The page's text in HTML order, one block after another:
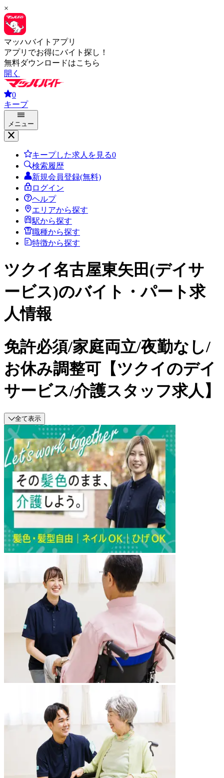
×
マッハバイトアプリ
アプリでお得にバイト探し！
無料ダウンロードはこちら
開く
0
キープ
メニュー
キープした求人を見る0
検索履歴
新規会員登録(無料)
ログイン
ヘルプ
エリアから探す
駅から探す
職種から探す
特徴から探す
ツクイ名古屋東矢田(デイサ
ービス)のバイト・パート求
人情報
免許必須/家庭両立/夜勤なし/
お休み調整可【ツクイのデイ
サービス/介護スタッフ求人】
全て表示